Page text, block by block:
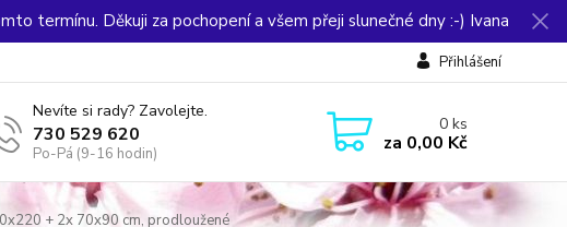
termínu. Děkuji za pochopení a všem přeji slunečné dny :-) Ivana
Přihlášení
Nevíte si rady? Zavolejte.
730 529 620
Po-Pá (9-16 hodin)
0ks
za 0,00 Kč
+ 2x 70x90 cm, prodloužené